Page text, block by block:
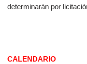
determinarán por
CALENDARIO